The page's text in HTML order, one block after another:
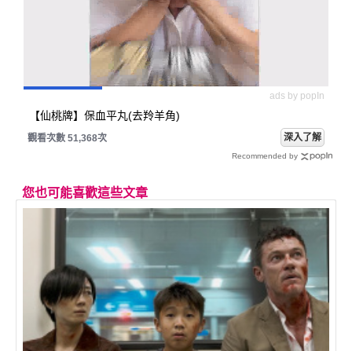
ads by popIn
【仙桃牌】保血平丸(去羚羊角)
觀看次數 51,368次 深入了解
Recommended by
您也可能喜歡這些文章